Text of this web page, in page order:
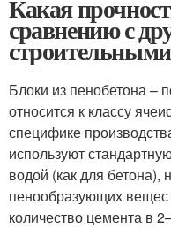
Какая
сравнению с
Блоки из пенобетона –
относится к классу
специфике
используют
водой (как для бетона),
пенообразующих
количество цемента в